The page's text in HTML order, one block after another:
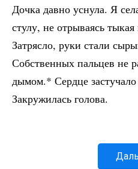
Дочка давно уснула. Я
стулу, не отрываясь
Затрясло, руки стали
Собственных пальцев не
дымом.* Сердце
Закружилась голова.